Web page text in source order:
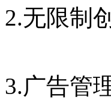
2.无限制
3.广告管